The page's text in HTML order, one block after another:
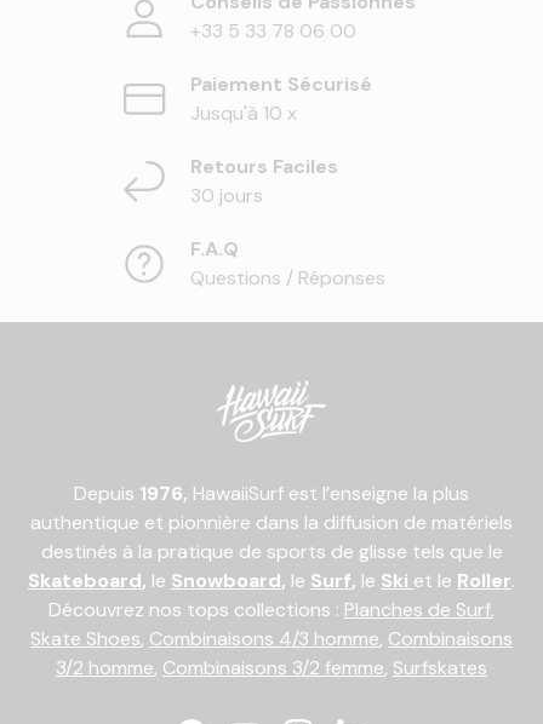
+33 5 33 78 06 00
Paiement Sécurisé
Jusqu'à 10 x
Retours Faciles
30 jours
F.A.Q
Questions / Réponses
Depuis 1976, HawaiiSurf est l’enseigne la plus
authentique et pionnière dans la diffusion de matériels
destinés à la pratique de sports de glisse tels que le
Skateboard, le Snowboard, le Surf, le Ski et le Roller.
Découvrez nos tops collections : Planches de Surf,
Skate Shoes, Combinaisons 4/3 homme, Combinaisons
3/2 homme, Combinaisons 3/2 femme, Surfskates